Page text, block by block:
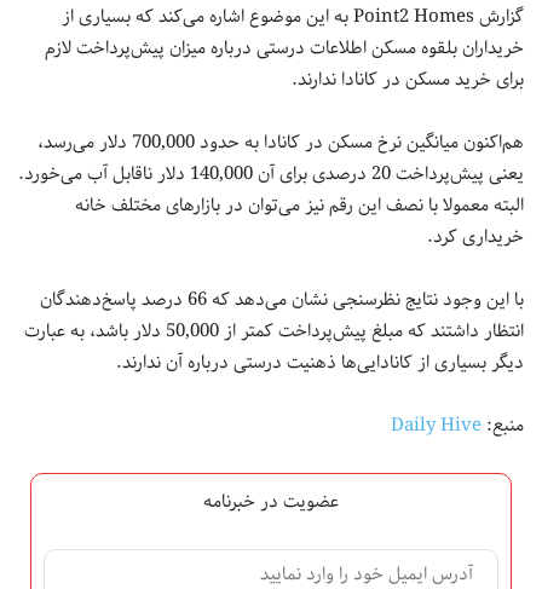
گزارش Point2 Homes به این موضوع اشاره می‌کند که بسیاری از
خریداران بلقوه مسکن اطلاعات درستی درباره میزان پیش‌پرداخت لازم
برای خرید مسکن در کانادا ندارند.
هم‌اکنون میانگین نرخ مسکن در کانادا به حدود 700,000 دلار می‌رسد،
یعنی پیش‌پرداخت 20 درصدی برای آن 140,000 دلار ناقابل آب می‌خورد.
البته معمولا با نصف این رقم نیز می‌توان در بازارهای مختلف خانه
خریداری کرد.
با این وجود نتایج نظرسنجی نشان می‌دهد که 66 درصد پاسخ‌دهندگان
انتظار داشتند که مبلغ پیش‌پرداخت کمتر از 50,000 دلار باشد، به عبارت
دیگر بسیاری از کانادایی‌ها ذهنیت درستی درباره آن ندارند.
منبع:Daily Hive
عضویت در خبرنامه